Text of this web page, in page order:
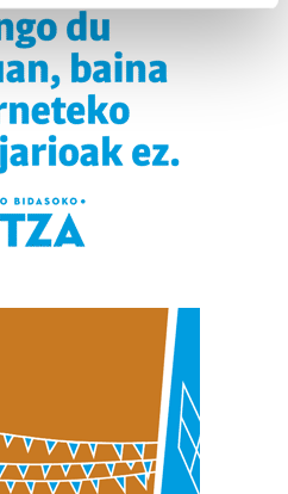
personal data is processed
the
details section
datu pertsonalak
zenbakia, besteak beste,
adibidez, iragarki eta eduki
iragarkiak eta edukia
informazioa biltzeko eta
datuak nork eta zertarako
eskatzen, eta beren
babesten dira. Ikusi gure
ustez zein helburutarako
horren aurka nola egin